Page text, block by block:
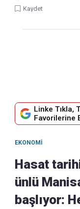
Kaydet
Linke Tıkla,
Favorilerine
EKONOMI
Hasat
ünlü
başlıyor: